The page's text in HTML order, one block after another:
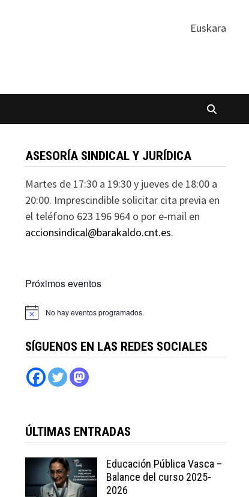
Euskara
ASESORÍA SINDICAL Y JURÍDICA
Martes de 17:30 a 19:30 y jueves de 18:00 a
20:00. Imprescindible solicitar cita previa en
el teléfono 623 196 964 o por e-mail en
accionsindical@barakaldo.cnt.es.
Próximos eventos
No hay eventos programados.
SÍGUENOS EN LAS REDES SOCIALES
ÚLTIMAS ENTRADAS
Educación Pública Vasca –
Balance del curso 2025-
2026